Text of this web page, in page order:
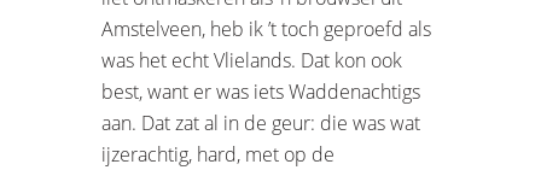
Amstelveen, heb ik ’t toch geproefd als
was het echt Vlielands. Dat kon ook
best, want er was iets Waddenachtigs
aan. Dat zat al in de geur: die was wat
ijzerachtig, hard, met op de